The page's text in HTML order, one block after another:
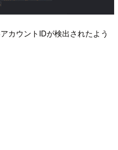
カウントIDが検出されたよう